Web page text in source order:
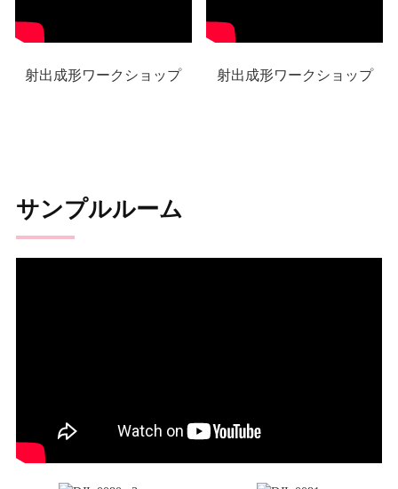
射出成形ワークショップ 射出成形ワークショップ
サンプルルーム